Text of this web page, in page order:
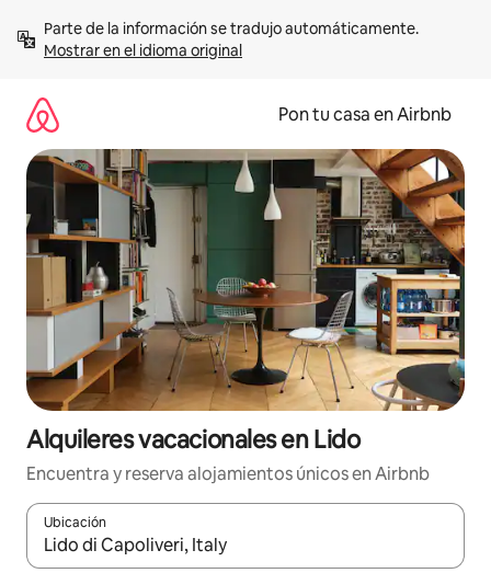
contenidoMostrar en el idioma original
Pon tu casa en Airbnb
Alquileres vacacionales en Lido
Encuentra y reserva alojamientos únicos en Airbnb
Ubicación
Cuando los resultados estén disponibles, navega con las